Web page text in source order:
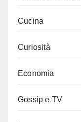
Cucina
Curiosità
Economia
Gossip e TV